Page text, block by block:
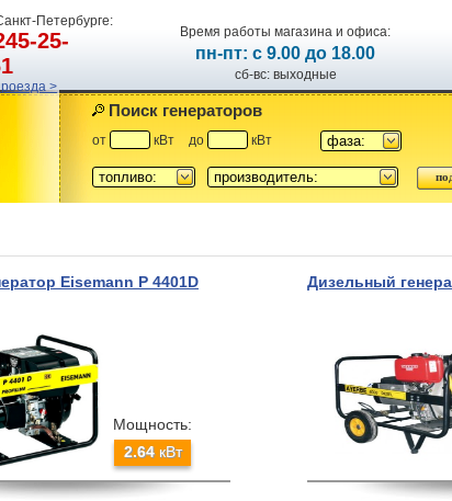
Петербурге:
25-
>
Время работы магазина и офиса:
пн-пт: с 9.00 до 18.00
сб-вс: выходные
Поиск генераторов
от кВт до кВт фаза:
топливо: производитель:
Eisemann P 4401D
Мощность:
2.64кВт
Дизельный